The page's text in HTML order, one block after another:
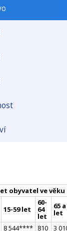
obyvatel ve věku
15-59 let
60-
64
let
65
let
8 544**** 810 3